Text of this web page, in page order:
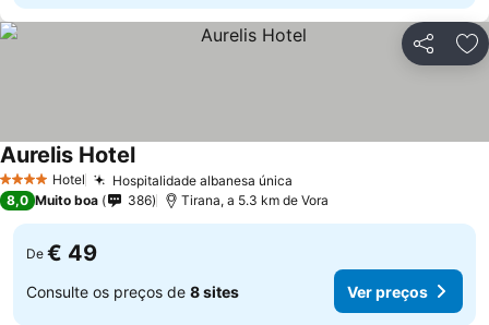
Partilhar
4 EstrelasHotel Hospitalidade albanesa única
Aurelis Hotel
8,0 Muito boa 386 Tirana, a 5.3 km de Vora
De € 49
Consulte os preços de 8 sites Ver preços